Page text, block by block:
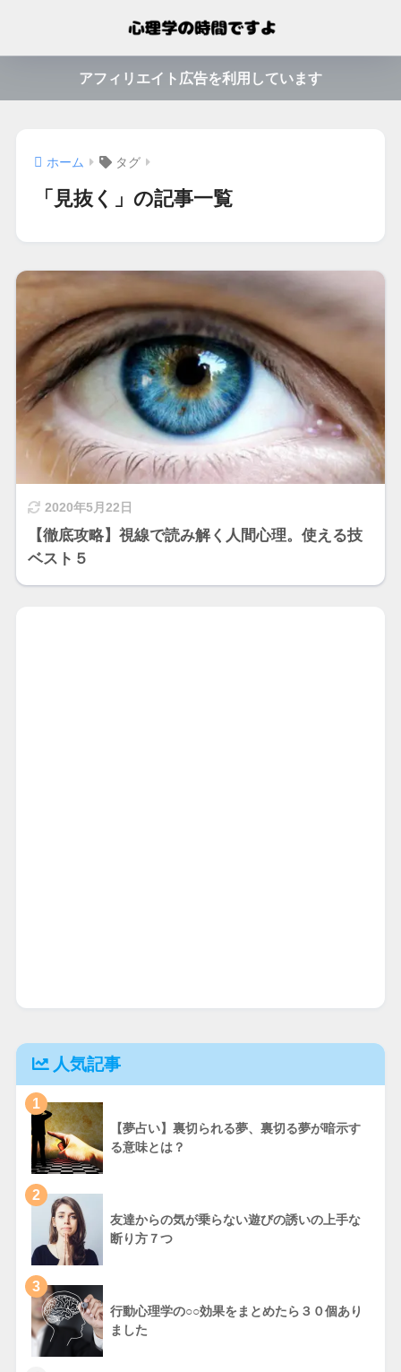
アフィリエイト広告を利用しています
ホーム タグ
「見抜く」の記事一覧
2020年5月22日
【徹底攻略】視線で読み解く人間心理。使える技
ベスト５
人気記事
1
【夢占い】裏切られる夢、裏切る夢が暗示す
る意味とは？
2
友達からの気が乗らない遊びの誘いの上手な
断り方７つ
3
行動心理学の○○効果をまとめたら３０個あり
ました